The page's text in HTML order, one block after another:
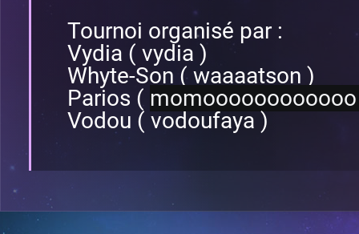
Tournoi organisé par :
Vydia ( vydia )
Whyte-Son ( waaaatson )
Parios (
Vodou ( vodoufaya )